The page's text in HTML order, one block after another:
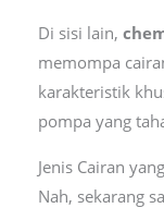
Di sisi lain,
memompa
karakteristik
pompa yang
Jenis Cairan
Nah, sekarang